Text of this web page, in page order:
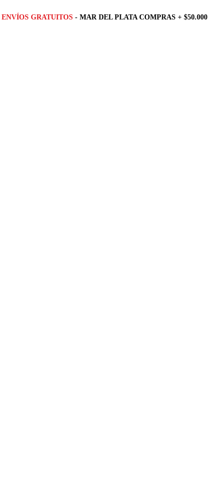
ENVÍOS GRATUITOS - MAR DEL PLATA COMPRAS + $50.000